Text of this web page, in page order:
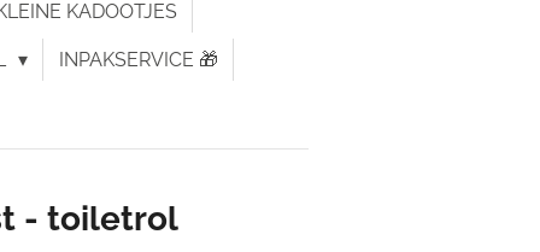
KADOOTJES
INPAKSERVICE 🎁
- toiletrol